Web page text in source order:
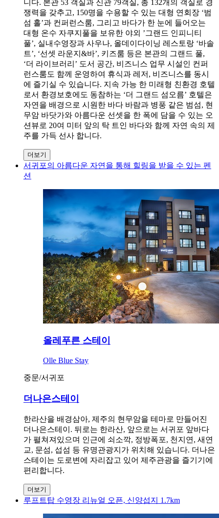
니다. 본관 53 객실과 신관 79객실, 총 132개의 객실로 경
쟁력을 갖추고, 150명을 수용할 수 있는 대형 연회장 ‘범
섬 홀’과 컨퍼런스룸, 그리고 바다가 한 눈에 들어오는
대형 온수 자쿠지풀을 보유한 야외 ’그랜드 인피니티
풀’, 실내수영장과 사우나, 올데이다이닝 레스토랑 ‘바솔
트’, ‘선셋 라운지&바’, 키즈룸 등은 본관의 그랜드 풀,
‘더 라이브러리’ 도서 공간, 비즈니스 업무 시설인 컨퍼
런스룸도 함께 운영하여 휴식과 레저, 비즈니스를 동시
에 즐기실 수 있습니다. 지속 가능 한 미래형 친환경 호텔
로서 환경보호에도 동참하는 ‘더 그랜드 섬오름’ 호텔은
자연을 배경으로 시원한 바다 바람과 병풍 같은 범섬, 현
무암 바닷가와 아름다운 선셋을 한 폭에 담을 수 있는 오
션뷰로 20여 미터 앞의 탁 트인 바다와 함께 자연 속의 제
주를 가득 선사 합니다.
더보기
서귀포의 아름다운 자연을 통해 힐링을 받을 수 있는 펜
션
올레푸른 스테이
Olle Blue Stay
중문/서귀포
더나은스테이
한라산을 배경삼아, 제주의 현무암을 테마로 만들어진
더나은스테이. 뒤로는 한라산, 앞으로는 서귀포 앞바다
가 펼쳐져있으며 인근에 쇠소깍, 정방폭포, 천지연, 새연
교, 문섬, 섭섬 등 유명관광지가 위치해 있습니다. 더나은
스테이는 도로변에 자리잡고 있어 제주관광을 즐기기에
편리합니다.
더보기
루프트탑 수영장 리뉴얼 오픈, 신양섭지 1.7km